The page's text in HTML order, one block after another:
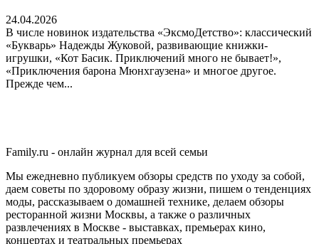
24.04.2026
В числе новинок издательства «ЭксмоДетство»: классический
«Букварь» Надежды Жуковой, развивающие книжки-
игрушки, «Кот Басик. Приключений много не бывает!»,
«Приключения барона Мюнхгаузена» и многое другое.
Прежде чем...
Family.ru - онлайн журнал для всей семьи
Мы ежедневно публикуем обзоры средств по уходу за собой,
даем советы по здоровому образу жизни, пишем о тенденциях
моды, рассказываем о домашней технике, делаем обзоры
ресторанной жизни Москвы, а также о различных
развлечениях в Москве - выставках, премьерах кино,
концертах и театральных премьерах